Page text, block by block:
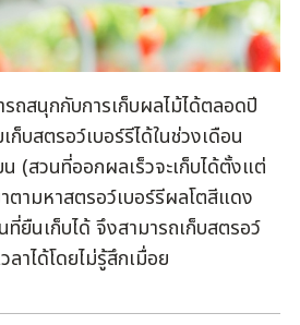
ถสนุกกับการเก็บผลไม้ได้ตลอดปี
บสตรอว์เบอร์รีได้ในช่วงเดือน
(สวนที่ออกผลเร็วจะเก็บได้ตั้งแต่
ตามหาสตรอว์เบอร์รีผลโตสีแดง
ที่ยืนเก็บได้ จึงสามารถเก็บสตรอว์
ลาได้โดยไม่รู้สึกเมื่อย